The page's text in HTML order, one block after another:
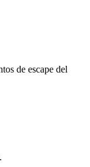
de escape del